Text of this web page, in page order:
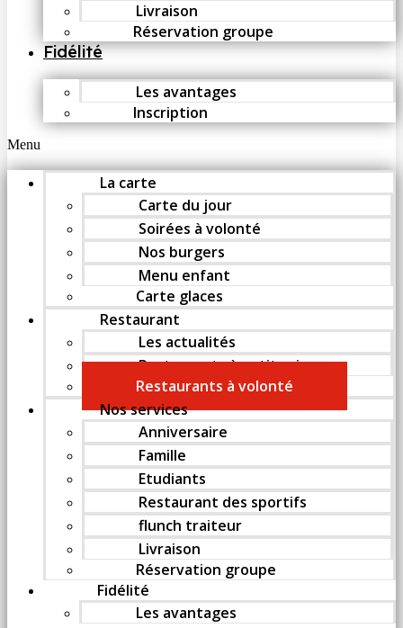
Livraison
Réservation groupe
Fidélité
Les avantages
Inscription
Menu
La carte
Carte du jour
Soirées à volonté
Nos burgers
Menu enfant
Carte glaces
Restaurant
Les actualités
Restaurants à petit prix
Restaurants à volonté
Nos services
Anniversaire
Famille
Etudiants
Restaurant des sportifs
flunch traiteur
Livraison
Réservation groupe
Fidélité
Les avantages